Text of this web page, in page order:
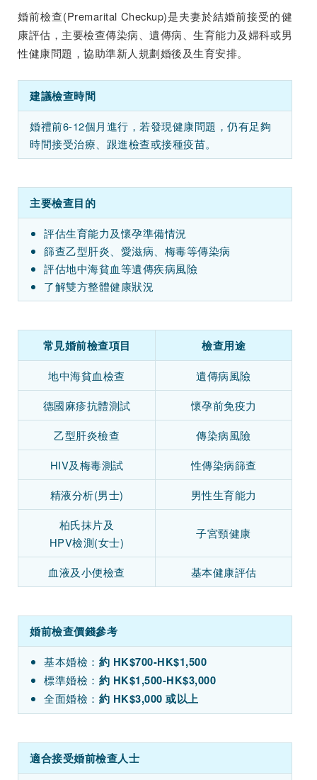
婚前檢查(Premarital Checkup)是夫妻於結婚前接受的健
康評估，主要檢查傳染病、遺傳病、生育能力及婦科或男
性健康問題，協助準新人規劃婚後及生育安排。
建議檢查時間
婚禮前6-12個月進行，若發現健康問題，仍有足夠
時間接受治療、跟進檢查或接種疫苗。
主要檢查目的
評估生育能力及懷孕準備情況
篩查乙型肝炎、愛滋病、梅毒等傳染病
評估地中海貧血等遺傳疾病風險
了解雙方整體健康狀況
常見婚前檢查項目
檢查用途
地中海貧血檢查
遺傳病風險
德國麻疹抗體測試
懷孕前免疫力
乙型肝炎檢查
傳染病風險
HIV及梅毒測試
性傳染病篩查
精液分析(男士)
男性生育能力
柏氏抹片及
HPV檢測(女士)
子宮頸健康
血液及小便檢查 基本健康評估
婚前檢查價錢參考
基本婚檢： 約 HK$700-HK$1,500
標準婚檢： 約 HK$1,500-HK$3,000
全面婚檢： 約 HK$3,000 或以上
適合接受婚前檢查人士